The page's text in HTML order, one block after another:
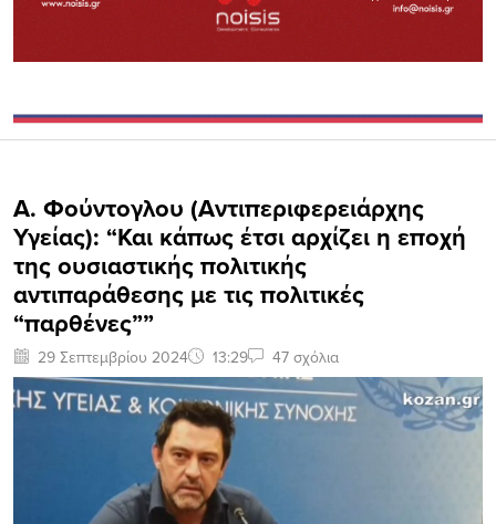
A. Φούντογλου (Αντιπεριφερειάρχης
Υγείας): “Και κάπως έτσι αρχίζει η εποχή
της ουσιαστικής πολιτικής
αντιπαράθεσης με τις πολιτικές
“παρθένες””
29 Σεπτεμβρίου 2024 13:29 47 σχόλια